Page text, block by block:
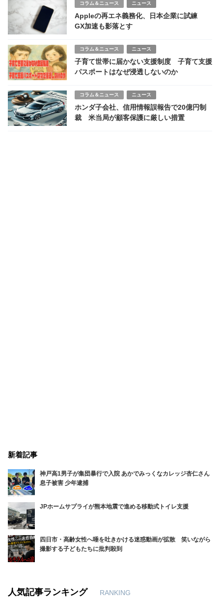
コラム＆ニュース ニュース
Appleの再エネ義務化、日本企業に試練
GX加速も影落とす
コラム＆ニュース ニュース
子育て世帯に届かない支援制度 子育て支援
パスポートはなぜ浸透しないのか
コラム＆ニュース ニュース
ホンダ子会社、信用情報誤報告で20億円制
裁 米当局が顧客保護に厳しい措置
新着記事
神戸高1男子が集団暴行で入院 あかでみっくなカレッジ杏仁さん
息子被害 少年逮捕
JPホームサプライが熊本地震で進める移動式トイレ支援
四日市・高齢女性へ唾を吐きかける迷惑動画が拡散 笑いながら
撮影する子どもたちに批判殺到
人気記事ランキング RANKING